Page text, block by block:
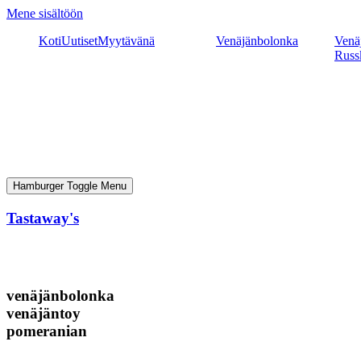
Mene sisältöön
KotiUutisetMyytävänä Venäjänbolonka
Hamburger Toggle Menu
Tastaway's
venäjänbolonka
venäjäntoy
pomeranian